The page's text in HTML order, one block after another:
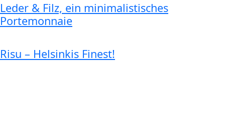
Leder & Filz, ein minimalistisches
Portemonnaie
Risu – Helsinkis Finest!